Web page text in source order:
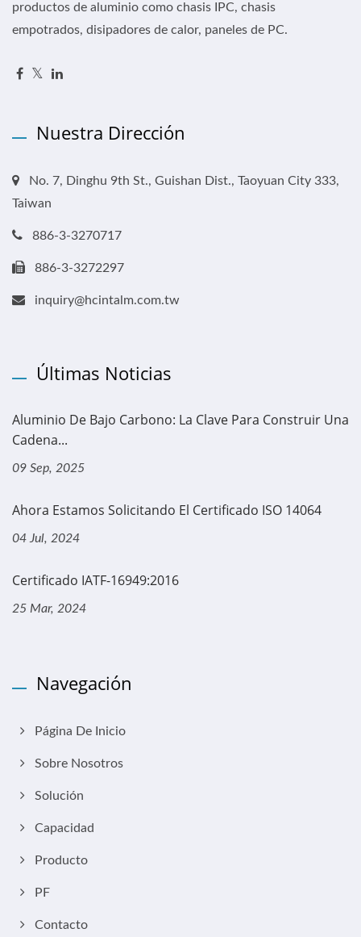
productos de aluminio como chasis IPC, chasis
empotrados, disipadores de calor, paneles de PC.
Nuestra Dirección
No. 7, Dinghu 9th St., Guishan Dist., Taoyuan City 333,
Taiwan
886-3-3270717
886-3-3272297
inquiry@hcintalm.com.tw
Últimas Noticias
Aluminio De Bajo Carbono: La Clave Para Construir Una
Cadena...
09 Sep, 2025
Ahora Estamos Solicitando El Certificado ISO 14064
04 Jul, 2024
Certificado IATF-16949:2016
25 Mar, 2024
Navegación
Página De Inicio
Sobre Nosotros
Solución
Capacidad
Producto
PF
Contacto